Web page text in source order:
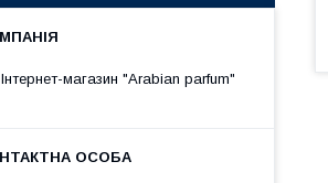
Інтернет-магазин "Arabian parfum"